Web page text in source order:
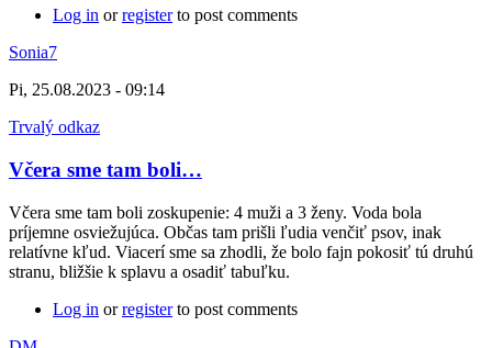
Log in orregisterto post comments
Sonia7
Pi, 25.08.2023 - 09:14
Trvalý odkaz
Včera sme tam boli…
Včera sme tam boli zoskupenie: 4 muži a 3 ženy. Voda bola
príjemne osviežujúca. Občas tam prišli ľudia venčiť psov, inak
relatívne kľud. Viacerí sme sa zhodli, že bolo fajn pokosiť tú druhú
stranu, bližšie k splavu a osadiť tabuľku.
Log in orregisterto post comments